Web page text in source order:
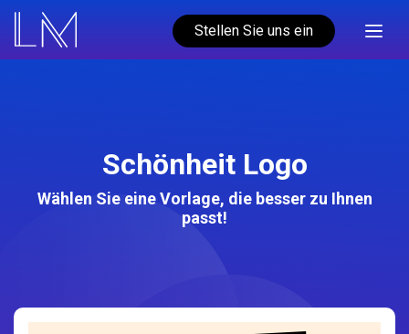
Stellen Sie uns ein
Schönheit Logo
Wählen Sie eine Vorlage, die besser zu Ihnen
passt!